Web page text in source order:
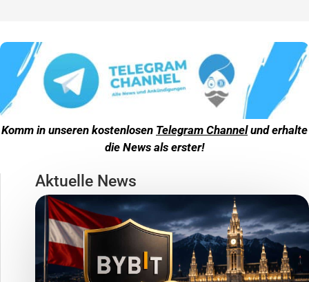
Komm in unseren kostenlosen Telegram Channelund erhalte
die News als erster!
Aktuelle News